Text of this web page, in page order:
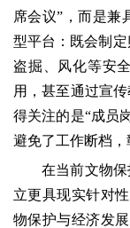
席会议”，而是兼
型平台：既会制
盗掘、风化等安
用，甚至通过宣
得关注的是“成员
避免了工作断档，
在当前文物
立更具现实针对
物保护与经济发